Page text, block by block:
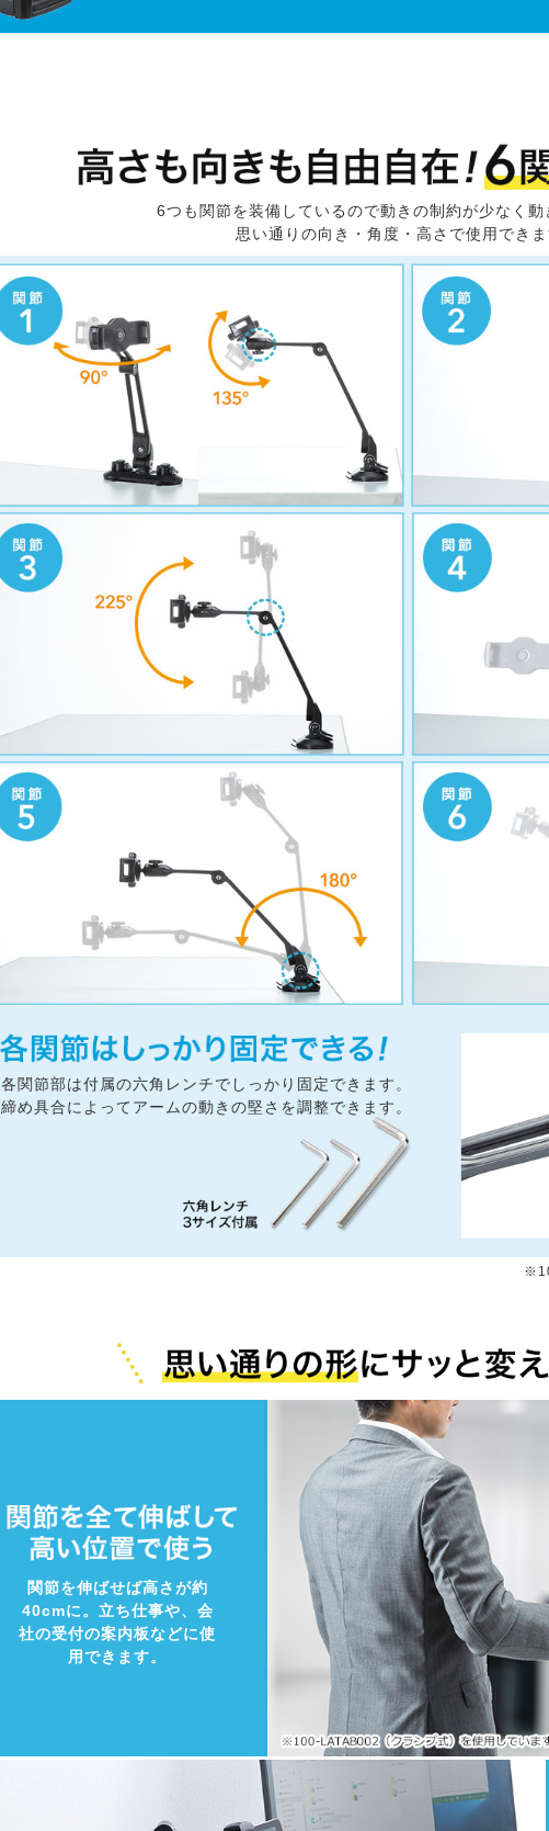
6つも関節を装備しているので動きの制約が少なく
思い通りの向き・角度・高さで使用でき
各関節部は付属の六角レンチでしっかり固定できます。
締め具合によってアームの動きの堅さを調整できます。
関節を伸ばせば高さが約
40cmに。立ち仕事や、会
社の受付の案内板などに使
用できます。